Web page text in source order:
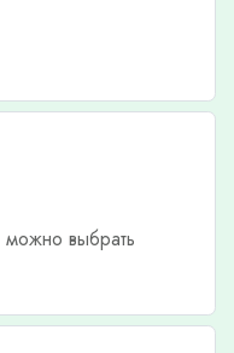
выбрать